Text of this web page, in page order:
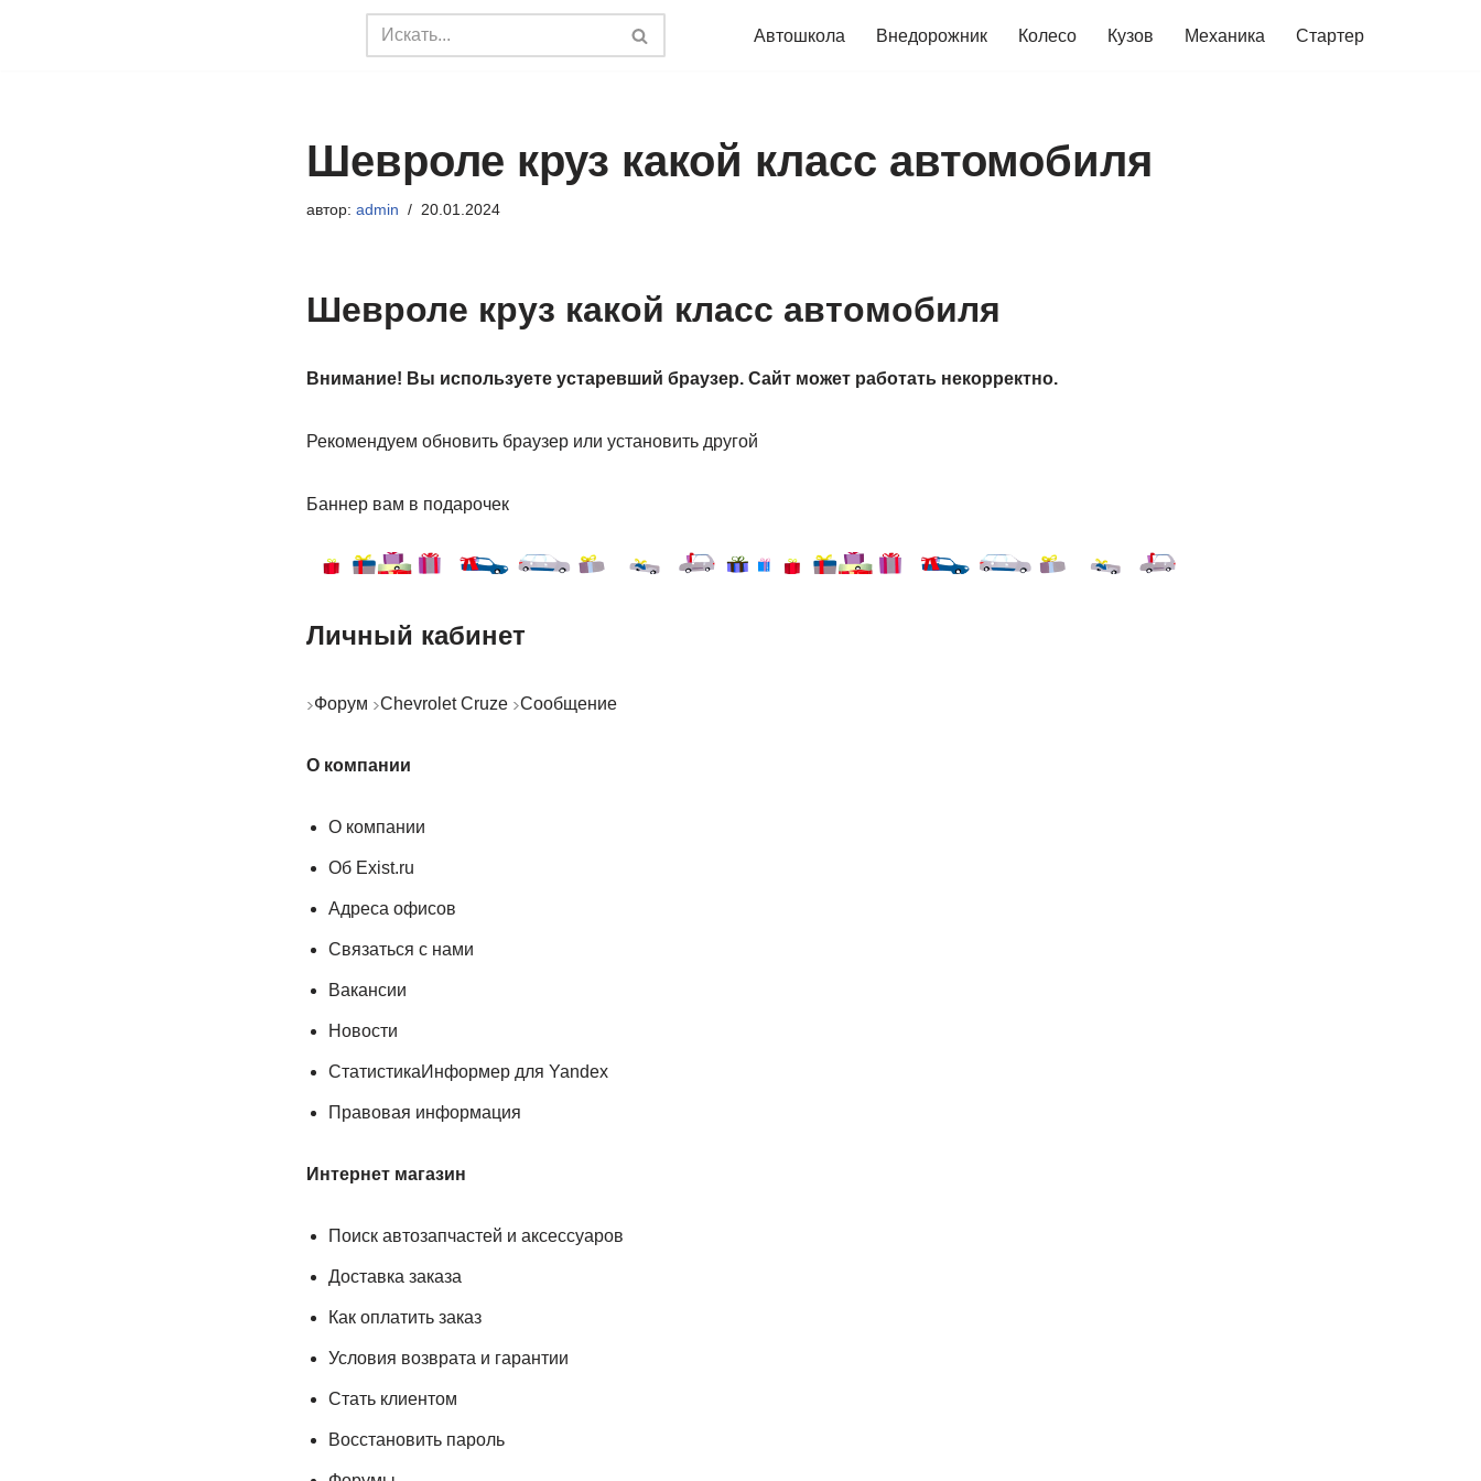
Автошкола Внедорожник Колесо Кузов Механика Стартер
Шевроле круз какой класс автомобиля
автор: admin 20.01.2024
Шевроле круз какой класс автомобиля
Внимание! Вы используете устаревший браузер. Сайт может работать некорректно.
Рекомендуем обновить браузер или установить другой
Баннер вам в подарочек
Личный кабинет
Форум Chevrolet Cruze Сообщение
О компании
О компании
Об Exist.ru
Адреса офисов
Связаться с нами
Вакансии
Новости
СтатистикаИнформер для Yandex
Правовая информация
Интернет магазин
Поиск автозапчастей и аксессуаров
Доставка заказа
Как оплатить заказ
Условия возврата и гарантии
Стать клиентом
Восстановить пароль